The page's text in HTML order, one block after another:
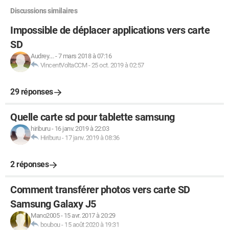
Discussions similaires
Impossible de déplacer applications vers carte
SD
Audrey....-7 mars 2018 à 07:16
VincentVoltaCCM-25 oct. 2019 à 02:57
29 réponses
Quelle carte sd pour tablette samsung
hiriburu- 16 janv. 2019 à 22:03
Hiriburu- 17 janv. 2019 à 08:36
2 réponses
Comment transférer photos vers carte SD
Samsung Galaxy J5
Mano2005- 15 avr. 2017 à 20:29
boubou- 15 août 2020 à 19:31